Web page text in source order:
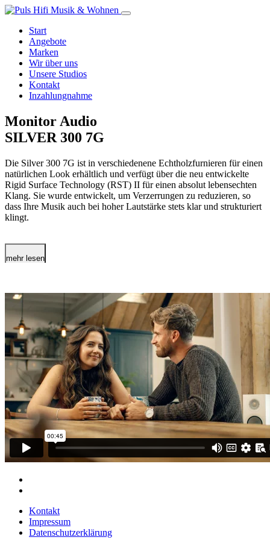
Start
Angebote
Marken
Wir über uns
Unsere Studios
Kontakt
Inzahlungnahme
Monitor Audio
SILVER 300 7G
Die Silver 300 7G ist in verschiedenene Echtholzfurnieren für einen
natürlichen Look erhältlich und verfügt über die neu entwickelte
Rigid Surface Technology (RST) II für einen absolut lebensechten
Klang. Sie wurde entwickelt, um Verzerrungen zu reduzieren, so
dass Ihre Musik auch bei hoher Lautstärke stets klar und strukturiert
klingt.
mehr lesen
Kontakt
Impressum
Datenschutzerklärung